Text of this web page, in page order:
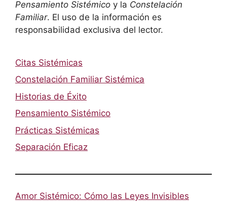
Pensamiento Sistémico y la Constelación
Familiar. El uso de la información es
responsabilidad exclusiva del lector.
Citas Sistémicas
Constelación Familiar Sistémica
Historias de Éxito
Pensamiento Sistémico
Prácticas Sistémicas
Separación Eficaz
Amor Sistémico: Cómo las Leyes Invisibles